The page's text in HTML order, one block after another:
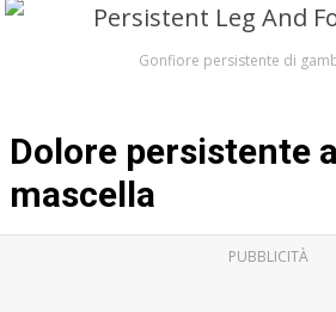
Gonfiore persistente di
Dolore persistente
mascella
PUBBLICITÀ